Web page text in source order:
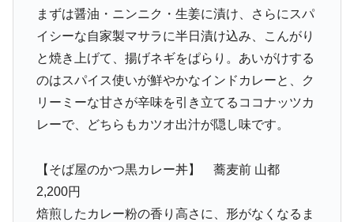
まずは醤油・ニンニク・生姜に漬け、さらにスパ
イシーな自家製マサラに半日漬け込み、こんがり
と焼き上げて、揚げネギをぱらり。あいがけする
のはスパイス使いが鮮やかなインドカレーと、ク
リーミーな甘さが辛味を引き立てるココナッツカ
レーで、どちらもカツオ出汁が隠し味です。
【そば屋のかつ黒カレー丼】 蕎麦前 山都
2,200円
焙煎したカレー粉の香り高さに、形がなくなるま